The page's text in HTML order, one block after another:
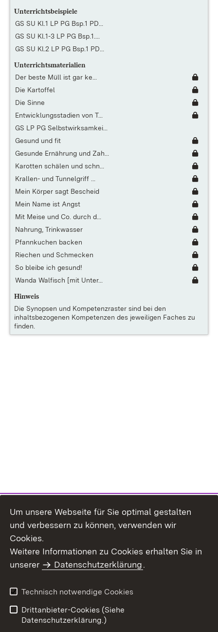
Unterrichtsbeispiele
GS SU Kl.1 LP PG Bsp.1 PD...
GS SU Kl.1-3 LP PG Bsp.1....
GS SU Kl.2 LP PG Bsp.1 PD...
Unterrichtsmaterialien
Der beste Müll ist gar ke...
Die Kartoffel
Die Sinne
Entwicklungsstadien von T...
GS LP PG Selbstwirksamkei...
Gesund und fit
Gesunde Ernährung und Zah...
Karotten schälen und schn...
Krallen- und Tunnelgriff ...
Mein Körper sagt Bescheid
Mein Name ist Angst
Mit Meise und Co. durch d...
Nahrung, Trinkwasser
Pfannkuchen backen
Riechen und Schmecken
So bleibe ich gesund!
Wanda Walfisch [mit Unter...
Hinweis
Die Synopsen und Kompetenzraster sind bei den
inhaltsbezogenen Kompetenzen des jeweiligen Faches zu
finden.
Um unsere Webseite für Sie optimal gestalten
und verbessern zu können, verwenden wir
Cookies.
Weitere Informationen zu Cookies erhalten Sie in
unserer
Datenschutzerklärung.
Technisch notwendige Cookies
Drittanbieter-Cookies (Siehe
Datenschutzerklärung.)